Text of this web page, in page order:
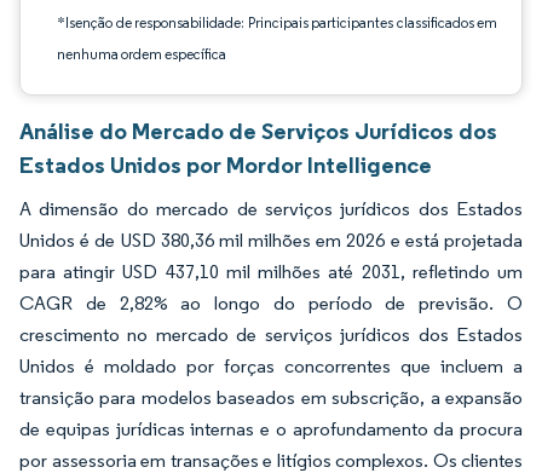
*Isenção de responsabilidade: Principais participantes classificados em
nenhuma ordem específica
Análise do Mercado de Serviços Jurídicos dos
Estados Unidos por Mordor Intelligence
A dimensão do mercado de serviços jurídicos dos Estados
Unidos é de USD 380,36 mil milhões em 2026 e está projetada
para atingir USD 437,10 mil milhões até 2031, refletindo um
CAGR de 2,82% ao longo do período de previsão. O
crescimento no mercado de serviços jurídicos dos Estados
Unidos é moldado por forças concorrentes que incluem a
transição para modelos baseados em subscrição, a expansão
de equipas jurídicas internas e o aprofundamento da procura
por assessoria em transações e litígios complexos. Os clientes